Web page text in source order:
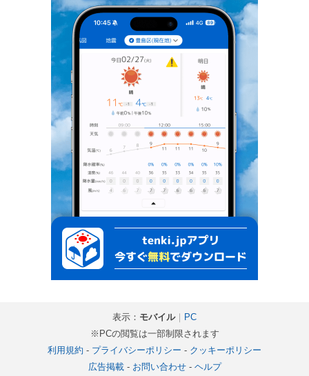
表示： モバイル｜ PC
※PCの閲覧は一部制限されます
利用規約 - プライバシーポリシー - クッキーポリシー
広告掲載- お問い合わせ- ヘルプ